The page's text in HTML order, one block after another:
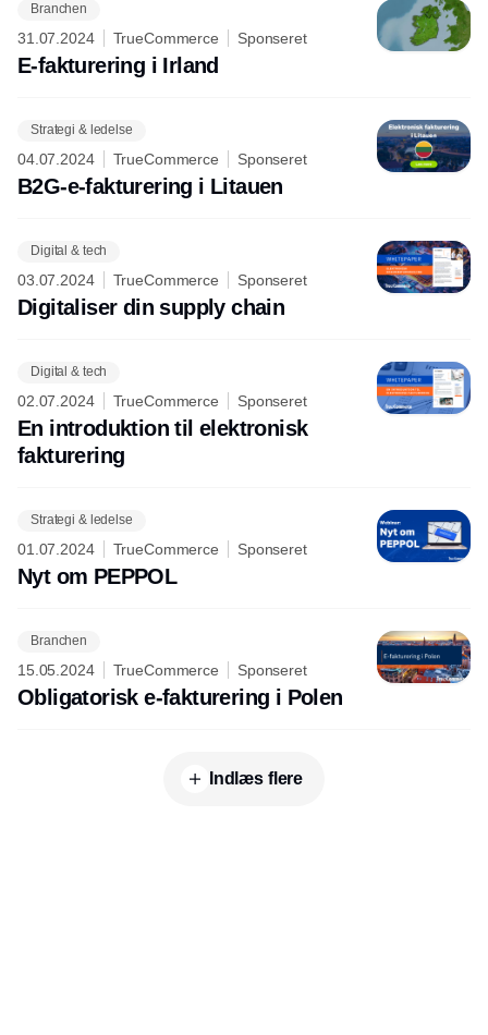
Branchen
31.07.2024 TrueCommerce Sponseret
E-fakturering i Irland
Strategi & ledelse
04.07.2024 TrueCommerce Sponseret
B2G-e-fakturering i Litauen
Digital & tech
03.07.2024 TrueCommerce Sponseret
Digitaliser din supply chain
Digital & tech
02.07.2024 TrueCommerce Sponseret
En introduktion til elektronisk
fakturering
Strategi & ledelse
01.07.2024 TrueCommerce Sponseret
Nyt om PEPPOL
Branchen
15.05.2024 TrueCommerce Sponseret
Obligatorisk e-fakturering i Polen
Indlæs flere